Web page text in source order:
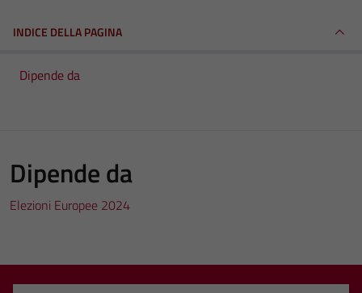
INDICE DELLA PAGINA
Dipende da
Dipende da
Elezioni Europee 2024